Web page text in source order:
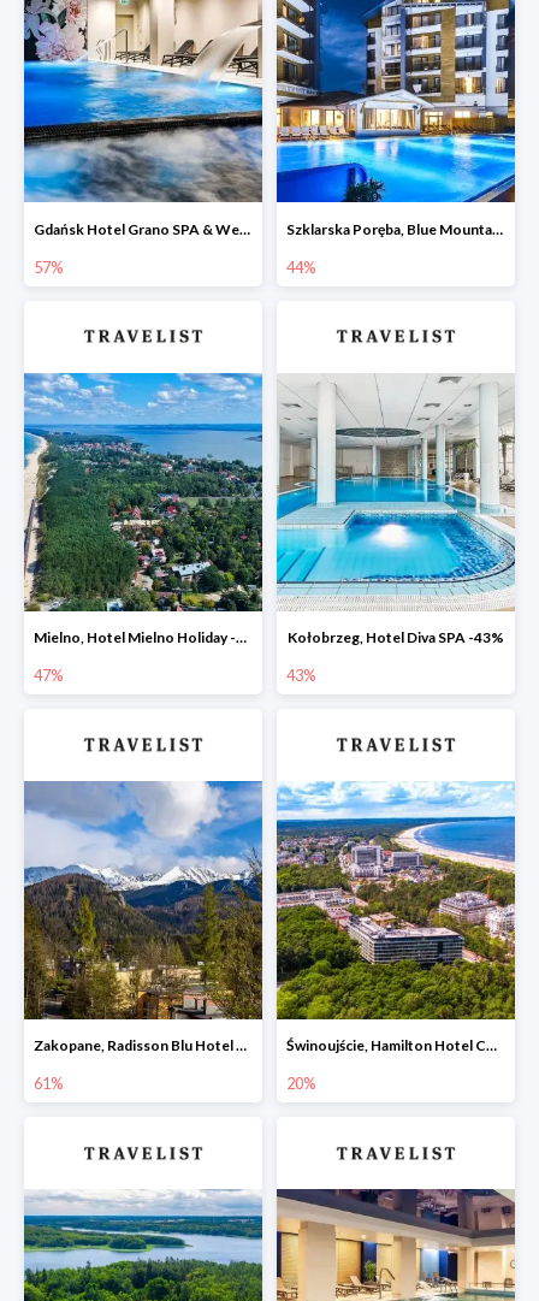
Gdańsk Hotel Grano SPA & Wellness w Travelist do -57%
57%
Szklarska Poręba, Blue Mountain Resort -44%
44%
Mielno, Hotel Mielno Holiday -47%
47%
Kołobrzeg, Hotel Diva SPA -43%
43%
Zakopane, Radisson Blu Hotel & Residences -61%
61%
Świnoujście, Hamilton Hotel Conference SPA & Wellness -20%
20%